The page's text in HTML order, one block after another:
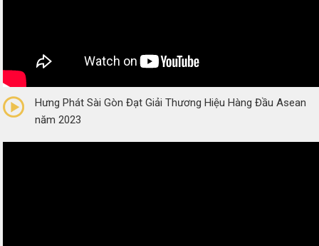
(0 Reviews)
Hưng Phát Sài Gòn Đạt Giải Thương Hiệu Hàng Đầu Asean
năm 2023